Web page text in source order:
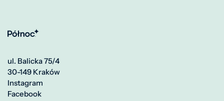
ul. Balicka 75/4
30-149 Kraków
Instagram
Facebook